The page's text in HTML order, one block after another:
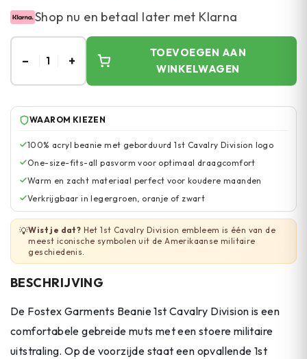
Shop nu en betaal later met Klarna
– 1 +
TOEVOEGEN AAN
WINKELWAGEN
WAAROM KIEZEN
100% acryl beanie met geborduurd 1st Cavalry Division logo
One-size-fits-all pasvorm voor optimaal draagcomfort
Warm en zacht materiaal perfect voor koudere maanden
Verkrijgbaar in legergroen, oranje of zwart
💡Wist je dat? Het 1st Cavalry Division embleem is één van de
meest iconische symbolen uit de Amerikaanse militaire
geschiedenis.
BESCHRIJVING
De Fostex Garments Beanie 1st Cavalry Division is een
comfortabele gebreide muts met een stoere militaire
uitstraling. Op de voorzijde staat een opvallende 1st